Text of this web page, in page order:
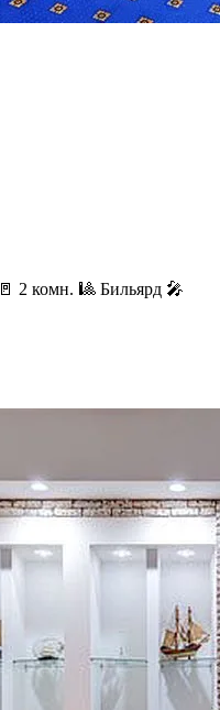
🚪 2 комн. 🎱 Бильярд 🎤